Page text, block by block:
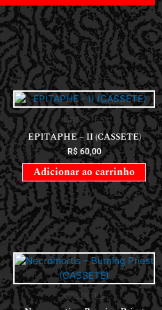
CASSETES
EPITAPHE – II (CASSETE)
R$60,00
Adicionar ao carrinho
CASSETES